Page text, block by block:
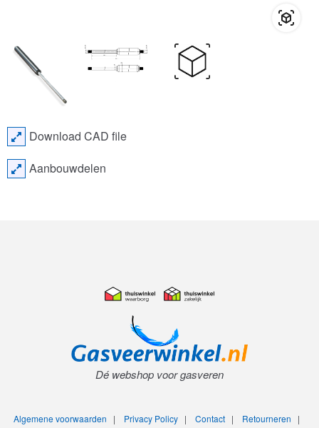
Download CAD file
Aanbouwdelen
Dé webshop voor gasveren
Algemene voorwaarden | Privacy Policy| Contact| Retourneren |